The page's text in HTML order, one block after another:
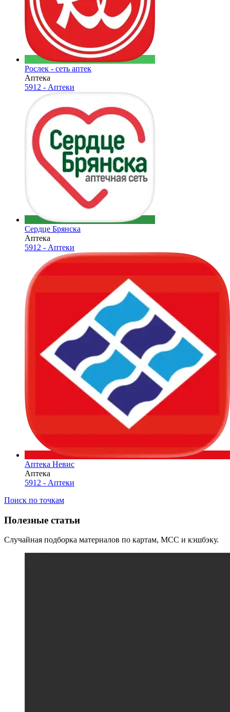
Рослек - сеть аптек
Аптека
5912 - Аптеки
Сердце Брянска
Аптека
5912 - Аптеки
Аптека Невис
Аптека
5912 - Аптеки
Поиск по точкам
Полезные статьи
Случайная подборка материалов по картам, MCC и кэшбэку.